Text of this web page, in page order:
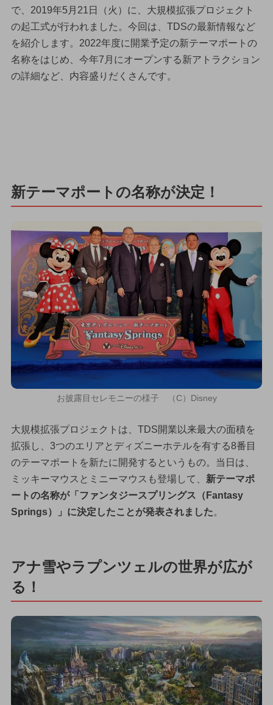
で、2019年5月21日（火）に、大規模拡張プロジェクト
の起工式が行われました。今回は、TDSの最新情報など
を紹介します。2022年度に開業予定の新テーマポートの
名称をはじめ、今年7月にオープンする新アトラクション
の詳細など、内容盛りだくさんです。
新テーマポートの名称が決定！
お披露目セレモニーの様子 （C）Disney
大規模拡張プロジェクトは、TDS開業以来最大の面積を
拡張し、3つのエリアとディズニーホテルを有する8番目
のテーマポートを新たに開発するというもの。当日は、
ミッキーマウスとミニーマウスも登場して、 新テーマポ
ートの名称が「ファンタジースプリングス（Fantasy
Springs）」に決定したことが発表されました。
アナ雪やラプンツェルの世界が広が
る！